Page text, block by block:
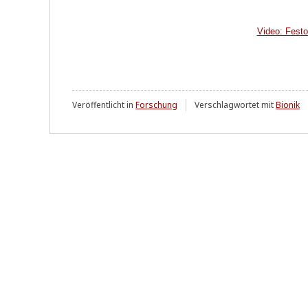
Video:
Veröffentlicht in Forschung Verschlagwortet mitBionik